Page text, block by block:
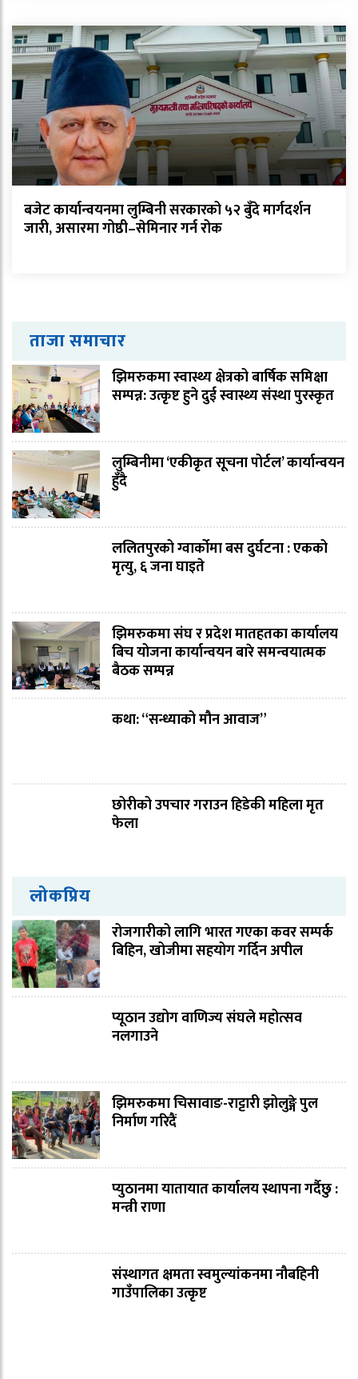
बजेट कार्यान्वयनमा लुम्बिनी सरकारको ५२ बुँदे मार्गदर्शन
जारी, असारमा गोष्ठी–सेमिनार गर्न रोक
ताजा समाचार
झिमरुकमा स्वास्थ्य क्षेत्रको बार्षिक समिक्षा
सम्पन्न: उत्कृष्ट हुने दुई स्वास्थ्य संस्था पुरस्कृत
लुम्बिनीमा ‘एकीकृत सूचना पोर्टल’ कार्यान्वयन
हुँदै
ललितपुरको ग्वार्कोमा बस दुर्घटना : एकको
मृत्यु, ६ जना घाइते
झिमरुकमा संघ र प्रदेश मातहतका कार्यालय
बिच योजना कार्यान्वयन बारे समन्वयात्मक
बैठक सम्पन्न
कथा: “सन्ध्याको मौन आवाज”
छोरीको उपचार गराउन हिडेकी महिला मृत
फेला
लोकप्रिय
रोजगारीको लागि भारत गएका कवर सम्पर्क
बिहिन, खोजीमा सहयोग गर्दिन अपील
प्यूठान उद्योग वाणिज्य संघले महोत्सव
नलगाउने
झिमरुकमा चिसावाङ-राट्टारी झोलुङ्गे पुल
निर्माण गरिदैं
प्युठानमा यातायात कार्यालय स्थापना गर्दैछु :
मन्त्री राणा
संस्थागत क्षमता स्वमुल्यांकनमा नौबहिनी
गाउँपालिका उत्कृष्ट